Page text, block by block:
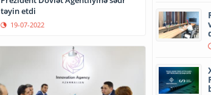
təyin etdi
19-07-2022